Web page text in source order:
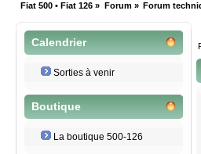
Fiat 500 • Fiat 126 » Forum» Forum
Calendrier
Sorties à venir
Boutique
La boutique 500-126